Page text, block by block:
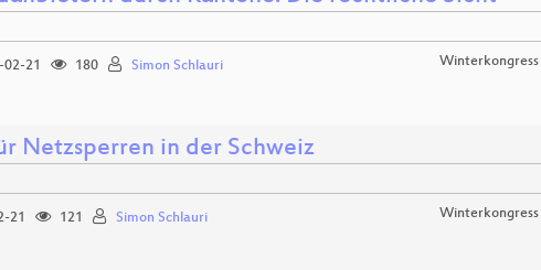
02-21 180 Simon Schlauri Winterkongress
Netzsperren in der Schweiz
21 121 Simon Schlauri Winterkongress